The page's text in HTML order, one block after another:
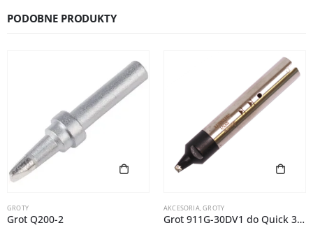
PODOBNE PRODUKTY
GROTY
Grot Q200-2
AKCESORIA,GROTY
Grot 911G-30DV1 do Quick 378C